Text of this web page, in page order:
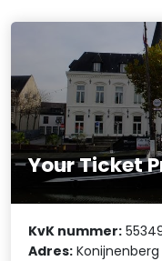
Your Ticket
KvK nummer:
Adres: Konijnenberg